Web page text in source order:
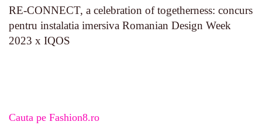
RE-CONNECT, a celebration of togetherness: concurs
pentru instalatia imersiva Romanian Design Week
2023 x IQOS
Cauta pe Fashion8.ro